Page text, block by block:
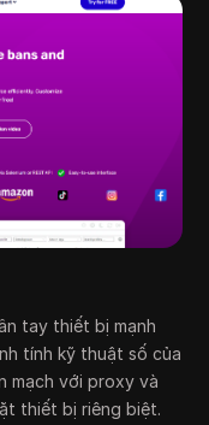
tay thiết bị mạnh
tính kỹ thuật số của
mạch với proxy và
thiết bị riêng biệt.